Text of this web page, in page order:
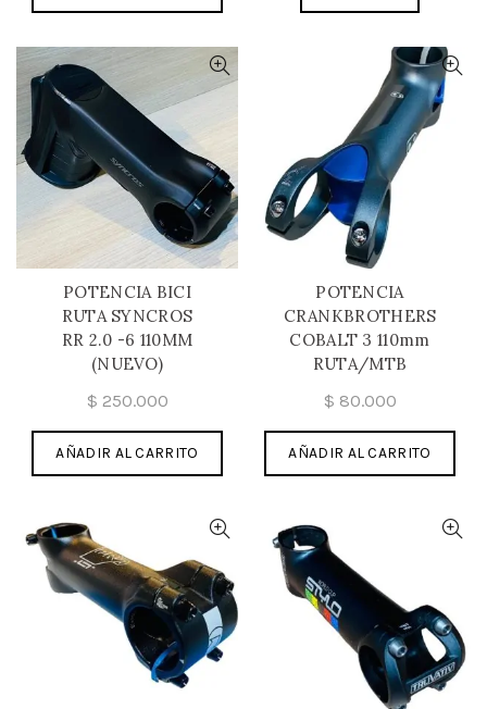
POTENCIA BICI
RUTA SYNCROS
RR 2.0 -6 110MM
(NUEVO)
$ 250.000
AÑADIR AL CARRITO
POTENCIA
CRANKBROTHERS
COBALT 3 110mm
RUTA/MTB
$ 80.000
AÑADIR AL CARRITO